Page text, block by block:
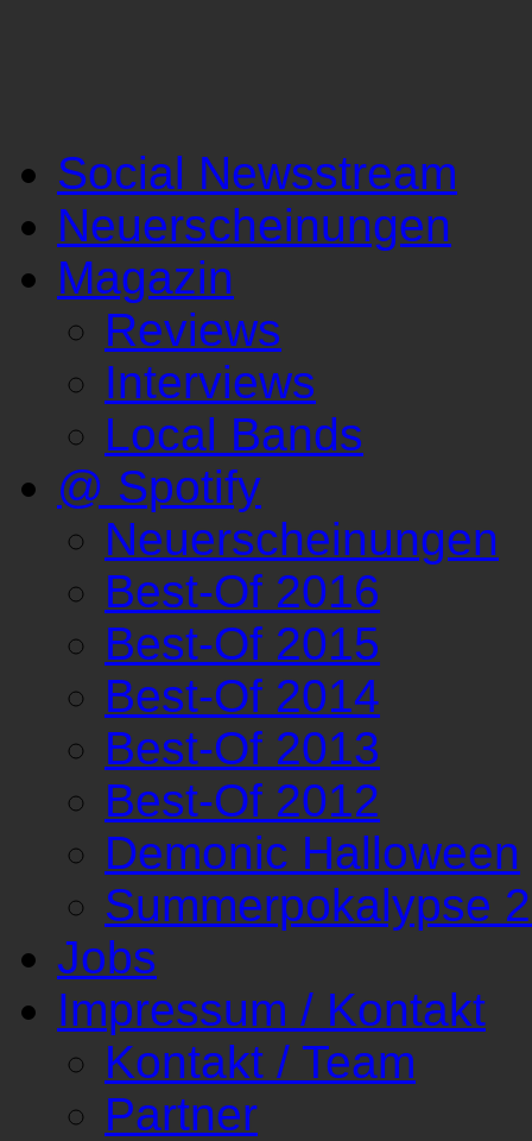
Social Newsstream
Neuerscheinungen
Magazin
Reviews
Interviews
Local Bands
@ Spotify
Neuerscheinungen
Best-Of 2016
Best-Of 2015
Best-Of 2014
Best-Of 2013
Best-Of 2012
Demonic Halloween
Summerpokalypse
Jobs
Impressum / Kontakt
Kontakt / Team
Partner